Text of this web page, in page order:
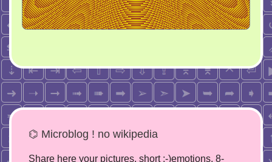
⌬ Microblog ! no wikipedia
Share here your pictures, short :-)emotions, 8-